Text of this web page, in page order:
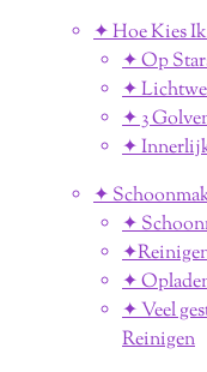
✦ Hoe Kies
✦ Op
✦
✦ 3
✦
✦
✦
✦
✦ Veel
Reinigen